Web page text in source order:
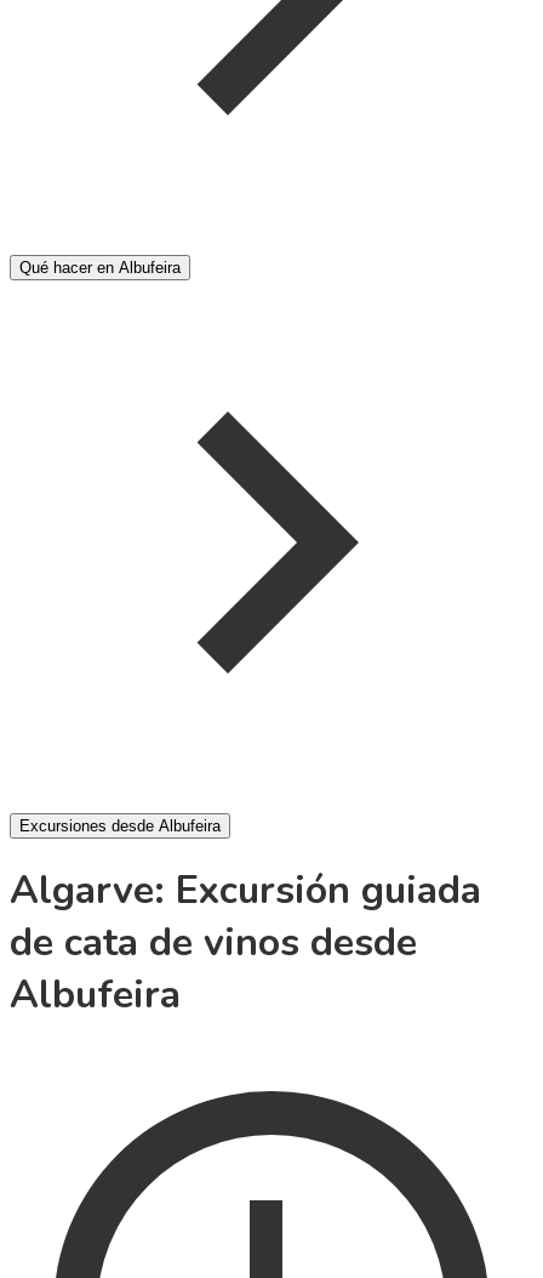
Qué hacer en Albufeira
Excursiones desde Albufeira
Algarve: Excursión guiada
de cata de vinos desde
Albufeira